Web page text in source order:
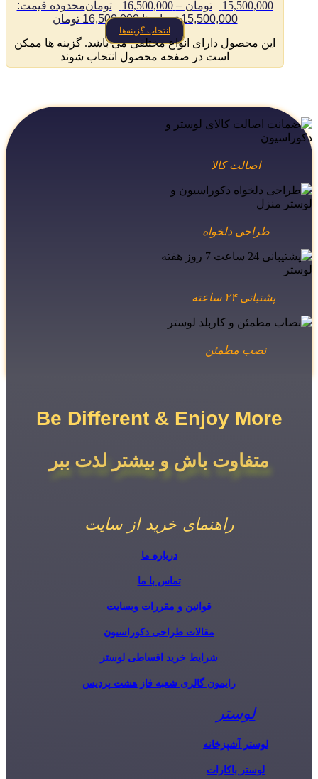
15,500,000 تومان –
16,500,000 تومانمحدوده قیمت:
15,500,000 تومان تا 16,500,000 تومان
انتخاب گزینه‌ها
این محصول دارای انواع مختلفی می باشد. گزینه ها ممکن
است در صفحه محصول انتخاب شوند
اصالت کالا
طراحی دلخواه
پشتیانی ۲۴ ساعته
نصب مطمئن
Be Different & Enjoy More​
متفاوت باش و بیشتر لذت ببر
راهنمای خرید از سایت
درباره ما
تماس با ما
قوانین و مقررات وبسایت
مقالات طراحی دکوراسیون
شرایط خرید اقساطی لوستر
رایمون گالری شعبه فاز هشت پردیس
لوستر
لوستر آشپزخانه
لوستر باکارات